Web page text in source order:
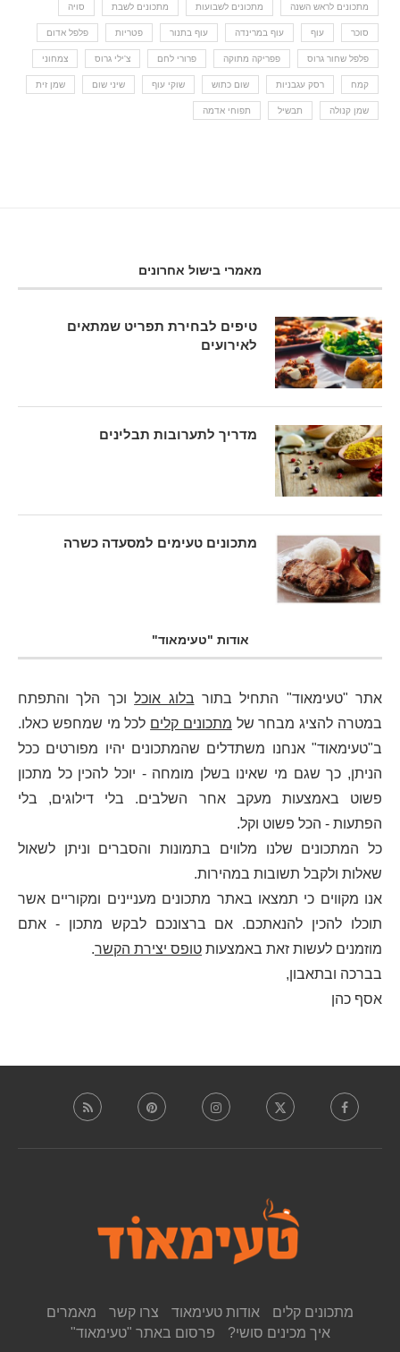
מתכונים לראש השנה מתכונים לשבועות מתכונים לשבת סויה
סוכר עוף עוף במרינדה עוף בתנור פטריות פלפל אדום
פלפל שחור גרוס פפריקה מתוקה פרורי לחם צ'ילי גרוס צמחוני
קמח רסק עגבניות שום כתוש שוקי עוף שיני שום שמן זית
שמן קנולה תבשיל תפוחי אדמה
מאמרי בישול אחרונים
טיפים לבחירת תפריט שמתאים
לאירועים
מדריך לתערובות תבלינים
מתכונים טעימים למסעדה כשרה
אודות "טעימאוד"
אתר "טעימאוד" התחיל בתור בלוג אוכלוכך הלך והתפתח
במטרה להציג מבחר של מתכונים קלים לכל מי שמחפש כאלו.
ב"טעימאוד" אנחנו משתדלים שהמתכונים יהיו מפורטים ככל
הניתן, כך שגם מי שאינו בשלן מומחה - יוכל להכין כל מתכון
פשוט באמצעות מעקב אחר השלבים. בלי דילוגים, בלי
הפתעות - הכל פשוט וקל.
כל המתכונים שלנו מלווים בתמונות והסברים וניתן לשאול
שאלות ולקבל תשובות במהירות.
אנו מקווים כי תמצאו באתר מתכונים מעניינים ומקוריים אשר
תוכלו להכין להנאתכם. אם ברצונכם לבקש מתכון - אתם
מוזמנים לעשות זאת באמצעות טופס יצירת הקשר.
בברכה ובתאבון,
אסף כהן
מתכונים קלים אודות טעימאוד צרו קשר
מאמרים
איך מכינים סושי?
פרסום באתר "טעימאוד"